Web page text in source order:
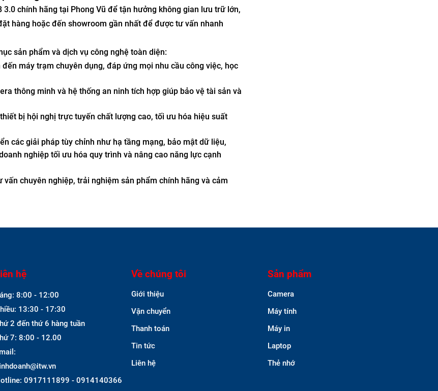
chính hãng tại Phong Vũ để tận hưởng không gian lưu trữ lớn,
hàng hoặc đến showroom gần nhất để được tư vấn nhanh
sản phẩm và dịch vụ công nghệ toàn diện:
máy trạm chuyên dụng, đáp ứng mọi nhu cầu công việc, học
thông minh và hệ thống an ninh tích hợp giúp bảo vệ tài sản và
bị hội nghị trực tuyến chất lượng cao, tối ưu hóa hiệu suất
các giải pháp tùy chỉnh như hạ tầng mạng, bảo mật dữ liệu,
nghiệp tối ưu hóa quy trình và nâng cao năng lực cạnh
chuyên nghiệp, trải nghiệm sản phẩm chính hãng và cảm
hệ
8:00 - 12:00
13:30 - 17:30
2 đến thứ 6 hàng tuần
7: 8:00 - 12.00
0917111899 - 0914140366
Về chúng tôi
Giới thiệu
Vận chuyển
Thanh toán
Tin tức
Liên hệ
Sản phẩm
Camera
Máy tính
Máy in
Laptop
Thẻ nhớ